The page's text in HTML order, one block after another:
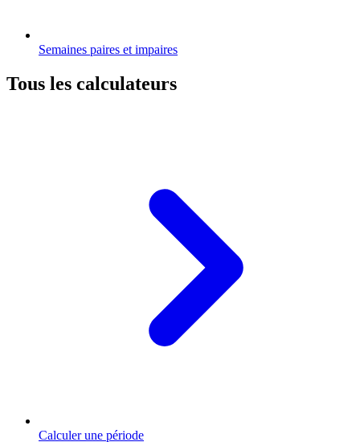
Semaines paires et impaires
Tous les calculateurs
Calculer une période